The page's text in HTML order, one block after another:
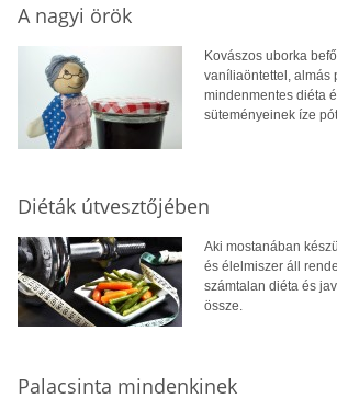
A nagyi örök
Kovászos uborka
vaníliaöntettel, almás
mindenmentes diéta
süteményeinek íze
Diéták útvesztőjében
Aki mostanában
és élelmiszer áll
számtalan diéta és
össze.
Palacsinta mindenkinek